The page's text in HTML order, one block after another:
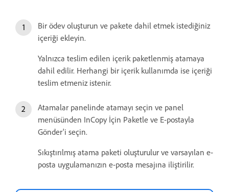
Bir ödev oluşturun ve pakete dahil etmek istediğiniz
içeriği ekleyin.
Yalnızca teslim edilen içerik paketlenmiş atamaya
dahil edilir. Herhangi bir içerik kullanımda ise içeriği
teslim etmeniz istenir.
Atamalar panelinde atamayı seçin ve panel
menüsünden InCopy İçin Paketle ve E-postayla
Gönder'i seçin.
Sıkıştırılmış atama paketi oluşturulur ve varsayılan e-
posta uygulamanızın e-posta mesajına iliştirilir.